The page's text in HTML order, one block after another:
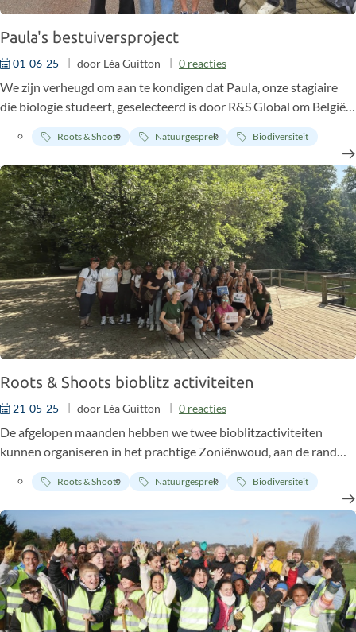
Paula's bestuiversproject
01-06-25 door Léa Guitton 0 reacties
We zijn verheugd om aan te kondigen dat Paula, onze stagiaire
die biologie studeert, geselecteerd is door R&S Global om België
te vertegenwoordigen op hun retraite in Maleisië in september
voor haar voorstel om een fantastisch project te lanceren om
hotspots voor bestuivers te creëren in Brussel deze laatste
maand! 🐝
Roots & Shoots Natuurgesprek Biodiversiteit
Roots & Shoots bioblitz activiteiten
21-05-25 door Léa Guitton 0 reacties
De afgelopen maanden hebben we twee bioblitzactiviteiten
kunnen organiseren in het prachtige Zoniënwoud, aan de rand
van Brussel.
Roots & Shoots Natuurgesprek Biodiversiteit